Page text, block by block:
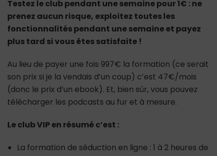
Testez le club pendant une semaine pour 1€ : ne
prenez aucun risque, exploitez toutes les
fonctionnalités pendant une semaine et payez
plus tard si vous êtes satisfaite !
Au lieu de payer une fois 997€ la formation (ce serait
son prix si je la vendais d’un coup) c’est 47€/mois
(donc le prix d’un ebook). Et, bien sûr, vous pouvez
télécharger les podcasts au fur et à mesure.
Le club VIP en résumé c’est :
La formation de séduction en ligne : 1 à 2 heures de